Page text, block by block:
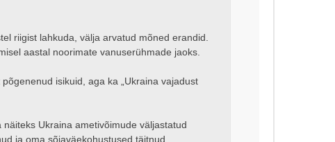
riigist lahkuda, välja arvatud mõned erandid.
aastal noorimate vanuserühmade jaoks.
isikuid, aga ka „Ukraina vajadust
Ukraina ametivõimude väljastatud
ja oma sõjaväekohustused täitnud.